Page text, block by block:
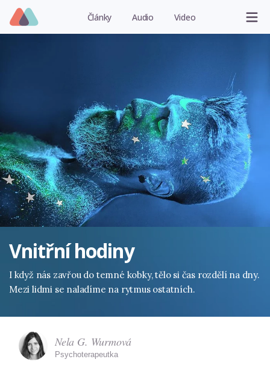
Články Audio Video
Vnitřní hodiny
I když nás zavřou do temné kobky, tělo si čas rozdělí na dny.
Mezi lidmi se naladíme na rytmus ostatních.
Nela G. Wurmová
Psychoterapeutka